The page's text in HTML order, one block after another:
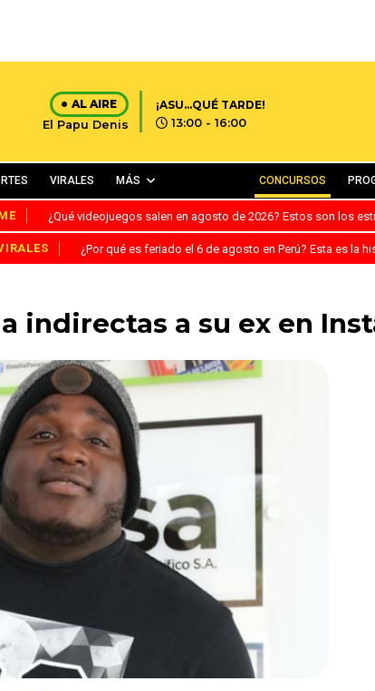
AL AIRE
El Papu Denis
¡ASU...QUÉ TARDE!
13:00 - 16:00
VIRALES MÁS CONCURSOS
¿Qué videojuegos salen en agosto de 2026? Estos son los
¿Por qué es feriado el 6 de agosto en Perú? Esta es la
indirectas a su ex en